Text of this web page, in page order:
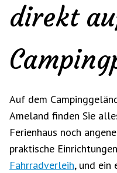
direkt
Auf dem
Ameland finden Sie
Ferienhaus noch
praktische
Fahrradverleih, und ein